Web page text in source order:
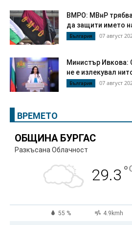
ВМРО: МВнР трябва
да защити името
България 07 август
Министър Ивкова:
не е излекувал
България 07 август
ВРЕМЕТО
ОБЩИНА БУРГАС
Разкъсана Облачност
29.3 °
55 % 4.9kmh